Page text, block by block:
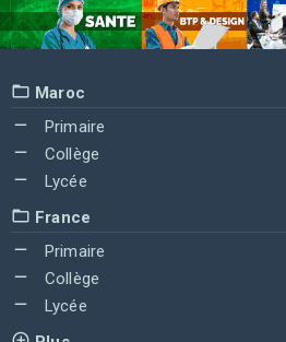
Maroc
Primaire
Collège
Lycée
France
Primaire
Collège
Lycée